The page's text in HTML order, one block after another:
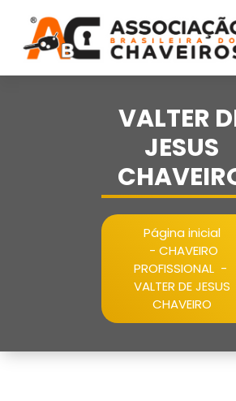
conteúdo
VALTER
JESUS
Página inicial
- CHAVEIRO
PROFISSIONAL-
VALTER DE JESUS
CHAVEIRO